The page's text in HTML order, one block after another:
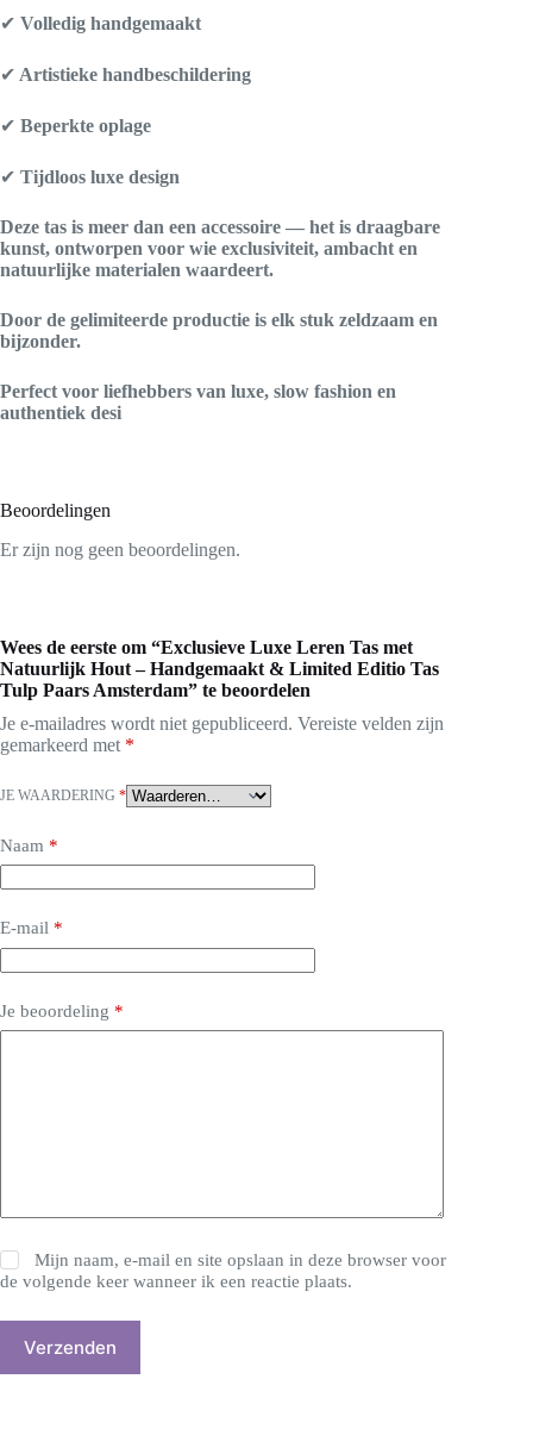
✔ Volledig handgemaakt
✔ Artistieke handbeschildering
✔ Beperkte oplage
✔ Tijdloos luxe design
Deze tas is meer dan een accessoire — het is draagbare
kunst, ontworpen voor wie exclusiviteit, ambacht en
natuurlijke materialen waardeert.
Door de gelimiteerde productie is elk stuk zeldzaam en
bijzonder.
Perfect voor liefhebbers van luxe, slow fashion en
authentiek desi
Beoordelingen
Er zijn nog geen beoordelingen.
Wees de eerste om “Exclusieve Luxe Leren Tas met
Natuurlijk Hout – Handgemaakt & Limited Editio Tas
Tulp Paars Amsterdam” te beoordelen
Je e-mailadres wordt niet gepubliceerd. Vereiste velden zijn
gemarkeerd met *
JE WAARDERING *
Naam *
E-mail *
Je beoordeling *
Mijn naam, e-mail en site opslaan in deze browser voor
de volgende keer wanneer ik een reactie plaats.
Verzenden